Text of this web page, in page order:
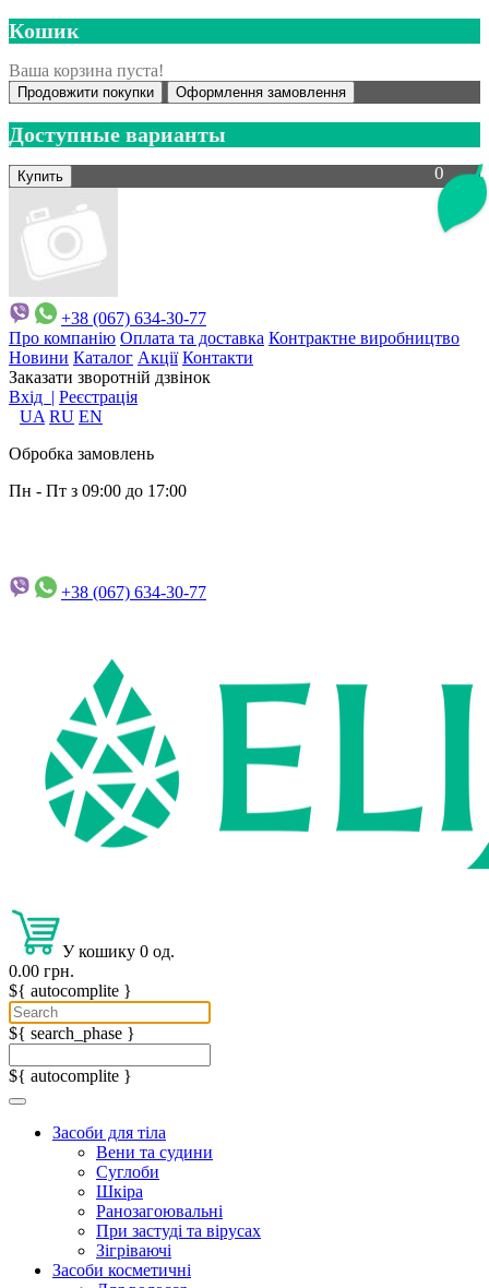
Кошик
Ваша корзина пуста!
Продовжити покупки Оформлення замовлення
0
Доступные варианты
+38 (067) 634-30-77
Про компанію Оплата та доставка Контрактне виробництво
Новини Каталог Акції Контакти
Заказати зворотній дзвінок
Вхід | Реєстрація
UA RU EN
Обробка замовлень
Пн - Пт з 09:00 до 17:00
+38 (067) 634-30-77
У кошику 0 од.
0.00 грн.
${ autocomplite }
${ search_phase }
${ autocomplite }
Засоби для тіла
Вени та судини
Суглоби
Шкіра
Ранозагоювальні
При застуді та вірусах
Зігріваючі
Засоби косметичні